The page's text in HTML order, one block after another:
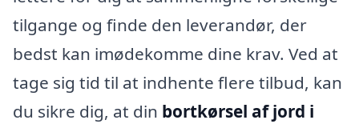
tilgange og finde den leverandør, der
bedst kan imødekomme dine krav. Ved at
tage sig tid til at indhente flere tilbud, kan
du sikre dig, at din bortkørsel af jord i